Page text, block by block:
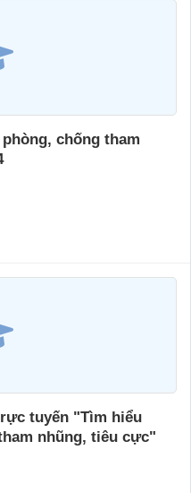
chống tham
tuyến "Tìm hiểu
nhũng, tiêu cực"